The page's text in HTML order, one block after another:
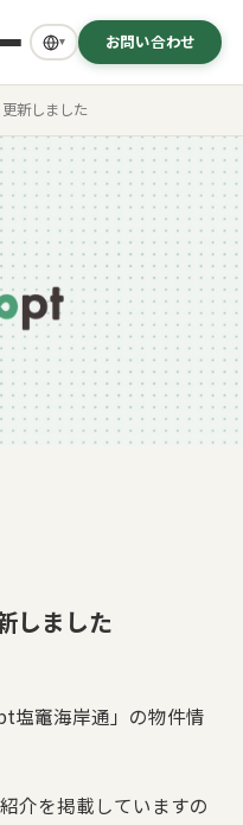
▾ お問い合わせ
新しました
しました
塩竈海岸通」の物件情
介を掲載していますの